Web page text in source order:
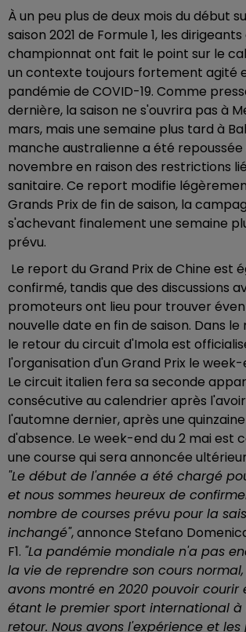
À un peu plus de deux mois du début
saison 2021 de Formule 1, les dirigeants
championnat ont fait le point sur le
un contexte toujours fortement agité
pandémie de COVID-19. Comme
dernière, la saison ne s'ouvrira pas à
mars, mais une semaine plus tard à
manche australienne a été repoussée
novembre en raison des restrictions
sanitaire. Ce report modifie
Grands Prix de fin de saison, la
s'achevant finalement une semaine
prévu.
Le report du Grand Prix de Chine est
confirmé, tandis que des discussions
promoteurs ont lieu pour trouver
nouvelle date en fin de saison. Dans
le retour du circuit d'Imola est
l'organisation d'un Grand Prix le week-
Le circuit italien fera sa seconde
consécutive au calendrier après
l'automne dernier, après une
d'absence. Le week-end du 2 mai est
une course qui sera annoncée
"Le début de l'année a été chargé
et nous sommes heureux de
nombre de courses prévu pour la
inchangé", annonce Stefano
F1. "La pandémie mondiale n'a pas
la vie de reprendre son cours
avons montré en 2020 pouvoir courir
étant le premier sport international à
retour. Nous avons l'expérience et les